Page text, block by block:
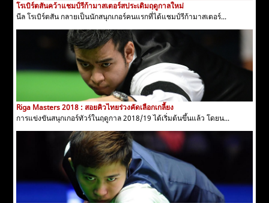
โรเบิร์ตสันคว้าแชมป์รีก้ามาสเตอร์สประเดิมฤดูกาลใหม่
นีล โรเบิร์ตสัน กลายเป็นนักสนุกเกอร์คนแรกที่ได้แชมป์รีก้ามาสเตอร์...
Riga Masters 2018 : สอยคิวไทยร่วงคัดเลือกเกลี้ยง
การแข่งขันสนุกเกอร์ทัวร์ในฤดูกาล 2018/19 ได้เริ่มต้นขึ้นแล้ว โดยน...